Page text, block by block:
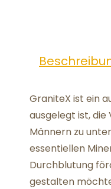
GraniteX ist ein
ausgelegt ist,
Männern zu
essentiellen
Durchblutung
gestalten